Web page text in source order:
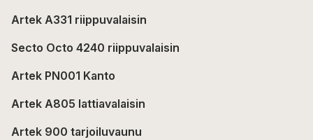
Artek A331 riippuvalaisin
Secto Octo 4240 riippuvalaisin
Artek PN001 Kanto
Artek A805 lattiavalaisin
Artek 900 tarjoiluvaunu